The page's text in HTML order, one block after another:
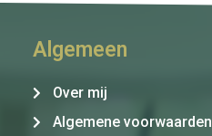
Algemeen
Over mij
Algemene voorwaarden